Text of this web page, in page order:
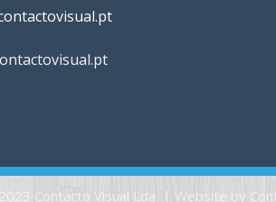
Contacto Visual Lda | Website by